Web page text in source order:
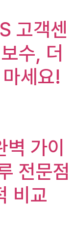
고객센
수, 더
세요!
가이
전문점
비교